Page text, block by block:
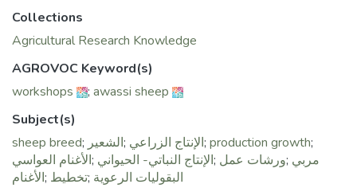
Collections
Agricultural Research Knowledge
AGROVOC Keyword(s)
workshops
; awassi sheep
Subject(s)
sheep breed; الشعير; الإنتاج الزراعي; production growth;
الأغنام العواسي; الإنتاج النباتي- الحيواني; ورشات عمل; مربي
الأغنام; تخطيط; البقوليات الرعوية